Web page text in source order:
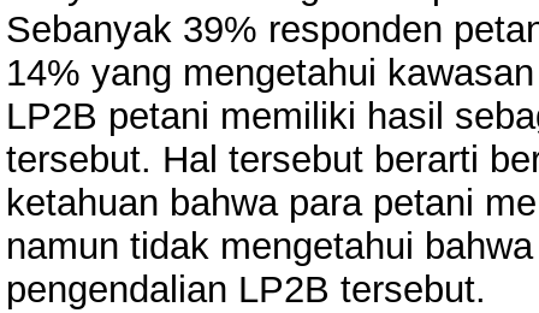
Sebanyak 39% responden
14% yang mengetahui
LP2B petani memiliki hasil
tersebut. Hal tersebut berarti
ketahuan bahwa para petani
namun tidak mengetahui
pengendalian LP2B tersebut.